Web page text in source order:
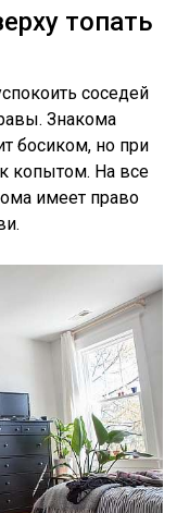
топать
соседей
Знакома
босиком, но при
копытом. На все
имеет право